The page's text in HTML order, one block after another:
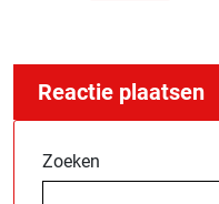
Zoeken